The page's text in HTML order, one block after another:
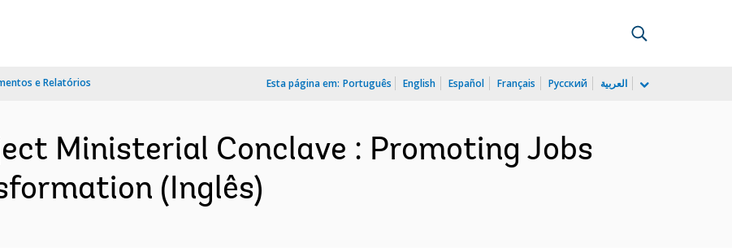
e Relatórios Esta página em: Português English Español Français Русский العربية
Ministerial Conclave : Promoting Jobs
(Inglês)